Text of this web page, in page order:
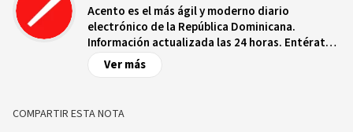
Acento es el más ágil y moderno diario
electrónico de la República Dominicana.
Información actualizada las 24 horas. Entérate
de las noticias y sucesos más importantes a
nivel nacional e internacional, videos y fotos
Ver más
COMPARTIR ESTA NOTA